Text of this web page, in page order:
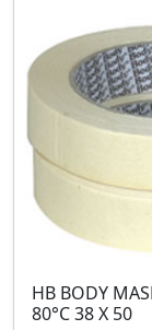
HB BODY
80°C 38 X 50